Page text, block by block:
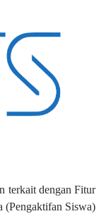
terkait dengan Fitur
(Pengaktifan Siswa)